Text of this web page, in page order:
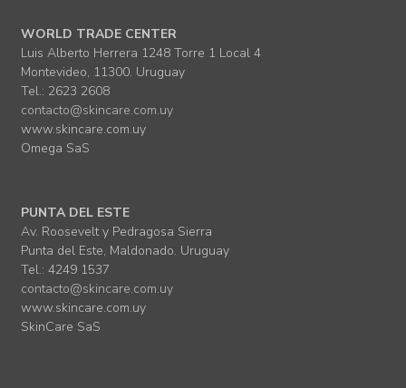
WORLD TRADE CENTER
Luis Alberto Herrera 1248 Torre 1 Local 4
Montevideo, 11300. Uruguay
Tel.: 2623 2608
contacto@skincare.com.uy
www.skincare.com.uy
Omega SaS
PUNTA DEL ESTE
Av. Roosevelt y Pedragosa Sierra
Punta del Este, Maldonado. Uruguay
Tel.: 4249 1537
contacto@skincare.com.uy
www.skincare.com.uy
SkinCare SaS